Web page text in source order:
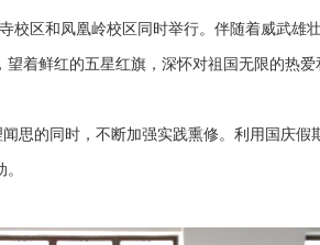
区和凤凰岭校区同时举行。伴随着威武雄
着鲜红的五星红旗，深怀对祖国无限的热爱
的同时，不断加强实践熏修。利用国庆假